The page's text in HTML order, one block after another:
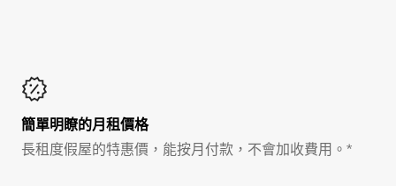
簡單明瞭的月租價格
長租度假屋的特惠價，能按月付款，不會加收費用。*